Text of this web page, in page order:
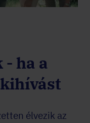
ha a
élvezik az